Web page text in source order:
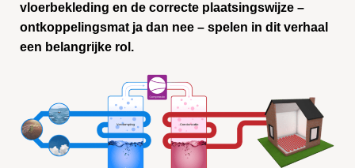
vloerbekleding en de correcte plaatsingswijze –
ontkoppelingsmat ja dan nee – spelen in dit verhaal
een belangrijke rol.